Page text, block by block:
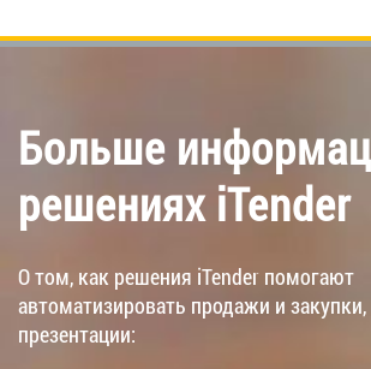
Больше
решениях iTender
О том, как решения iTender помогают
автоматизировать продажи и
презентации: